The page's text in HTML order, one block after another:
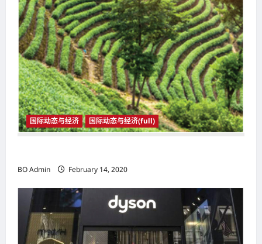
国际动态与经济 国际动态与经济(full)
BO Admin February 14, 2020